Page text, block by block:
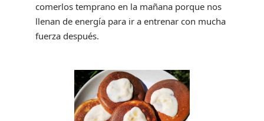
comerlos temprano en la mañana porque nos
llenan de energía para ir a entrenar con mucha
fuerza después.